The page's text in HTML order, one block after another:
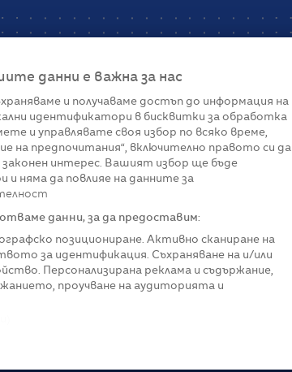
Живот
данни е важна за нас
и получаваме достъп до информация на
идентификатори в бисквитки за обработка
и управлявате своя избор по всяко време,
на предпочитания“, включително правото си да
интерес. Вашият избор ще бъде
няма да повлияе на данните за
данни, за да предоставим:
позициониране. Активно сканиране на
за идентификация. Съхраняване на и/или
Персонализирана реклама и съдържание,
проучване на аудиторията и